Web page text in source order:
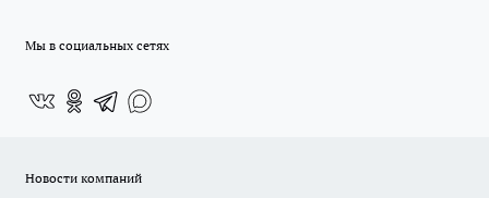
Мы в социальных сетях
Новости компаний